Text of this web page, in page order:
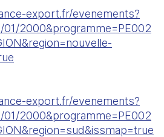
export.fr/evenements?
01/2000&programme=PE002
export.fr/evenements?
01/2000&programme=PE002